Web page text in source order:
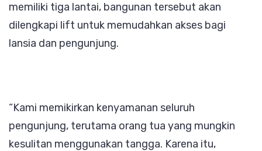
memiliki tiga lantai, bangunan tersebut akan
dilengkapi lift untuk memudahkan akses bagi
lansia dan pengunjung.
“Kami memikirkan kenyamanan seluruh
pengunjung, terutama orang tua yang mungkin
kesulitan menggunakan tangga. Karena itu,